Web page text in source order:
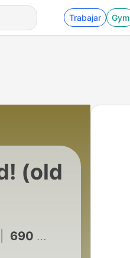
Trabajar Gym
(old
690 - Gang Busters and Philo Vance